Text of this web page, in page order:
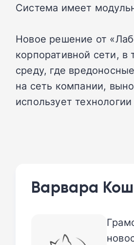
Система имеет
Новое решение от
корпоративной сети,
среду, где
на сеть компании,
использует
Варвара